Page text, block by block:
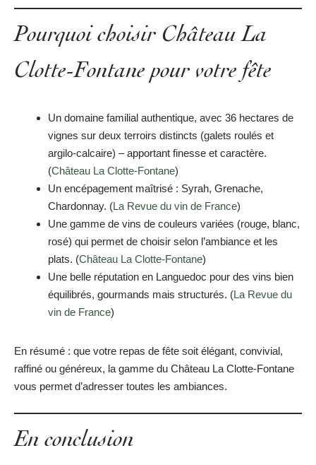
Pourquoi choisir Château La
Clotte-Fontane pour votre fête
Un domaine familial authentique, avec 36 hectares de
vignes sur deux terroirs distincts (galets roulés et
argilo-calcaire) – apportant finesse et caractère.
(Château La Clotte-Fontane)
Un encépagement maîtrisé : Syrah, Grenache,
Chardonnay. (La Revue du vin de France)
Une gamme de vins de couleurs variées (rouge, blanc,
rosé) qui permet de choisir selon l’ambiance et les
plats. (Château La Clotte-Fontane)
Une belle réputation en Languedoc pour des vins bien
équilibrés, gourmands mais structurés. (La Revue du
vin de France)
En résumé : que votre repas de fête soit élégant, convivial,
raffiné ou généreux, la gamme du Château La Clotte-Fontane
vous permet d’adresser toutes les ambiances.
En conclusion